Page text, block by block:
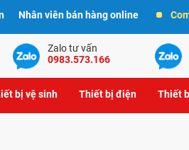
Nhân viên bán hàng online
Zalo tư vấn
0983.573.166
bị vệ sinh Thiết bị điện Thiết